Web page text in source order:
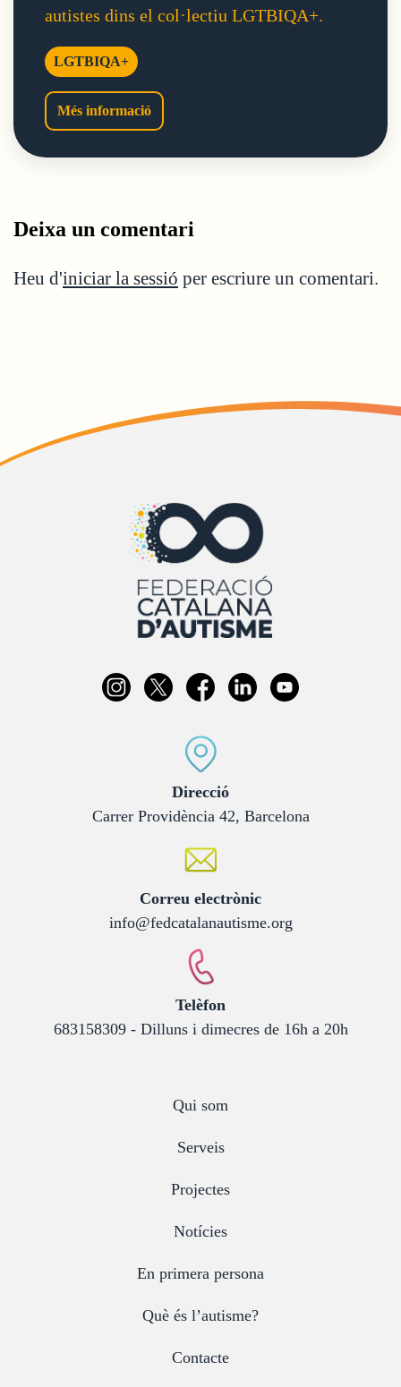
autistes dins el col·lectiu LGTBIQA+.
LGTBIQA+
Més informacióLGTBIQA+
Deixa un comentari
Heu d'iniciar la sessió per escriure un comentari.
Direcció:
Carrer Providència 42, Barcelona
Correu electrònic:
info@fedcatalanautisme.org
Telèfon
683158309 - Dilluns i dimecres de 16h a 20h
Qui som
Serveis
Projectes
Notícies
En primera persona
Què és l’autisme?
Contacte